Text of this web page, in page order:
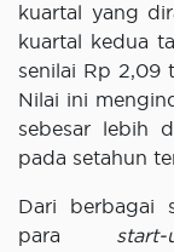
kuartal yang
kuartal kedua
senilai Rp 2,09
Nilai ini
sebesar lebih
pada setahun
Dari berbagai
para start-